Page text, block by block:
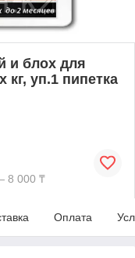
и блох для
кг, уп.1 пипетка
8 000 ₸
Оплата